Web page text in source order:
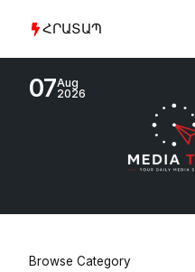
ՀՐԱՏԱՊ
07Aug
2026
Browse Category